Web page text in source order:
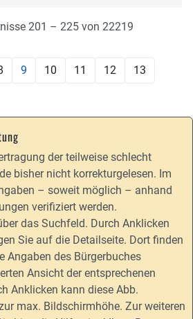
201 – 225 von 22219
9 10 11 12 13
der teilweise schlecht
bisher nicht korrekturgelesen. Im
– soweit möglich – anhand
verifiziert werden.
das Suchfeld. Durch Anklicken
Sie auf die Detailseite. Dort finden
Angaben des Bürgerbuches
Ansicht der entsprechenen
Anklicken kann diese Abb.
max. Bildschirmhöhe. Zur weiteren